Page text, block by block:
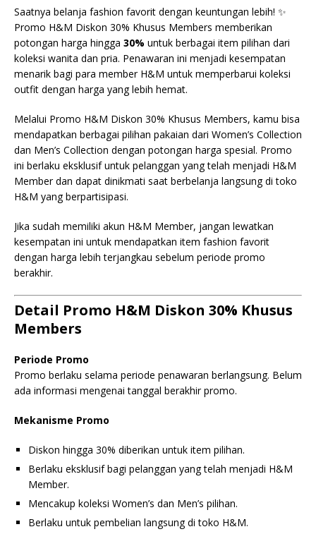
Saatnya belanja fashion favorit dengan keuntungan lebih! ✨
Promo H&M Diskon 30% Khusus Members memberikan
potongan harga hingga 30% untuk berbagai item pilihan dari
koleksi wanita dan pria. Penawaran ini menjadi kesempatan
menarik bagi para member H&M untuk memperbarui koleksi
outfit dengan harga yang lebih hemat.
Melalui Promo H&M Diskon 30% Khusus Members, kamu bisa
mendapatkan berbagai pilihan pakaian dari Women’s Collection
dan Men’s Collection dengan potongan harga spesial. Promo
ini berlaku eksklusif untuk pelanggan yang telah menjadi H&M
Member dan dapat dinikmati saat berbelanja langsung di toko
H&M yang berpartisipasi.
Jika sudah memiliki akun H&M Member, jangan lewatkan
kesempatan ini untuk mendapatkan item fashion favorit
dengan harga lebih terjangkau sebelum periode promo
berakhir.
Detail Promo H&M Diskon 30% Khusus
Members
Periode Promo
Promo berlaku selama periode penawaran berlangsung. Belum
ada informasi mengenai tanggal berakhir promo.
Mekanisme Promo
Diskon hingga 30% diberikan untuk item pilihan.
Berlaku eksklusif bagi pelanggan yang telah menjadi H&M
Member.
Mencakup koleksi Women’s dan Men’s pilihan.
Berlaku untuk pembelian langsung di toko H&M.